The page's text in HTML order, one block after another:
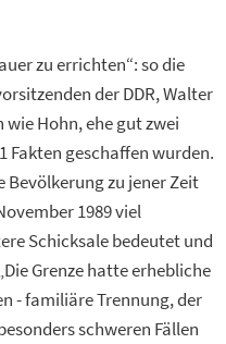
zu errichten“: so die
der DDR, Walter
Hohn, ehe gut zwei
Fakten geschaffen wurden.
Bevölkerung zu jener Zeit
1989 viel
Schicksale bedeutet und
Grenze hatte erhebliche
- familiäre Trennung, der
schweren Fällen